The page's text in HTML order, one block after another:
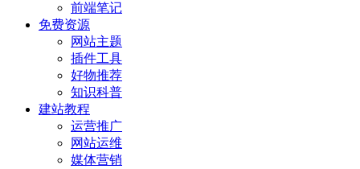
前端笔记
免费资源
网站主题
插件工具
好物推荐
知识科普
建站教程
运营推广
网站运维
媒体营销